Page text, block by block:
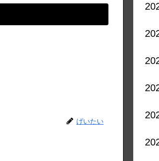
げいたい